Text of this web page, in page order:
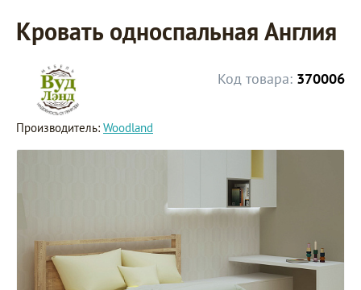
Кровать односпальная Англия
Код товара: 370006
Производитель: Woodland